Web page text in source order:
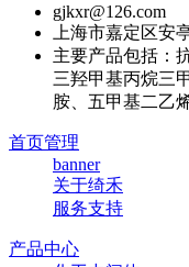
gjkxr@126.com
上海市嘉定区安
主要产品包括：
三羟甲基丙烷三
胺、五甲基二乙
首页管理
banner
关于绮禾
服务支持
产品中心